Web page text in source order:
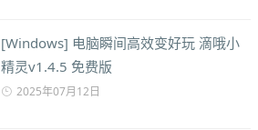
[Windows] 电脑瞬间高效变好玩 滴哦小
精灵v1.4.5 免费版
2025年07月12日